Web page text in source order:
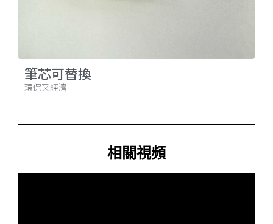
筆芯可替換
環保又經濟
相關視頻